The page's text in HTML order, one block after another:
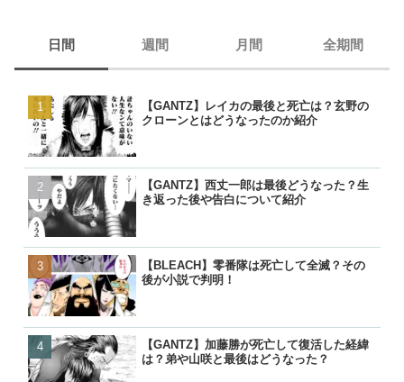
日間
【GANTZ】レイカの最後と死亡は？玄野の
クローンとはどうなったのか紹介
【GANTZ】西丈一郎は最後どうなった？生
き返った後や告白について紹介
【BLEACH】零番隊は死亡して全滅？その
後が小説で判明！
【GANTZ】加藤勝が死亡して復活した経緯
は？弟や山咲と最後はどうなった？
週間
【GANTZ】レイカの最後と
クローンとはどうなったの
【GANTZ】西丈一郎は最後
き返った後や告白について
【GANTZ】加藤勝が死亡し
【BLEACH】零番隊は死亡
後が小説で判明！
月間
【GANTZ】レイカの最後と
クローンとはどうなったの
【GANTZ】西丈一郎は最後
き返った後や告白について
【GANTZ】加藤勝が死亡し
【BLEACH】零番隊は死亡
後が小説で判明！
全期間
【BORUTO】うずまきナル
現在のナルトは生きている
【呪術廻戦】七海健人は渋
た？死因や最後、虎杖に遺
【名探偵コナン】コナンの
【BORUTO】九喇嘛（クラ
粒子モードとナルトとの別